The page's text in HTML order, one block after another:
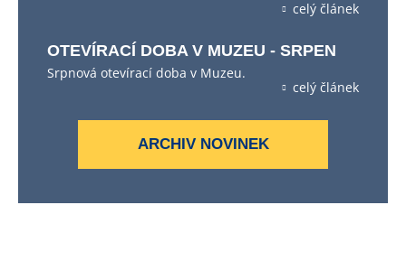
celý článek
OTEVÍRACÍ DOBA V MUZEU - SRPEN
Srpnová otevírací doba v Muzeu.
celý článek
ARCHIV NOVINEK